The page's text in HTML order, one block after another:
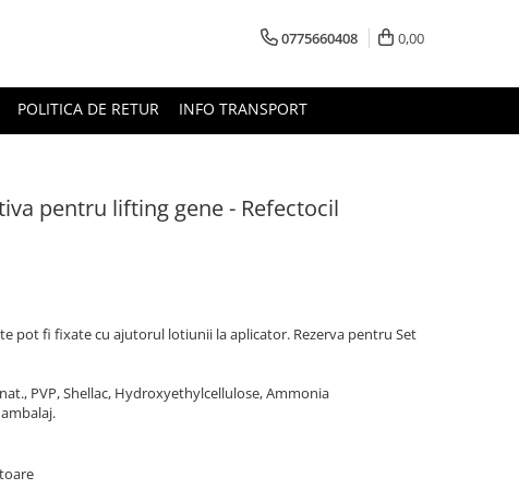
0775660408 0,00
POLITICA DE RETUR INFO TRANSPORT
pentru lifting gene - Refectocil
pot fi fixate cu ajutorul lotiunii la aplicator. Rezerva pentru Set
PVP, Shellac, Hydroxyethylcellulose, Ammonia